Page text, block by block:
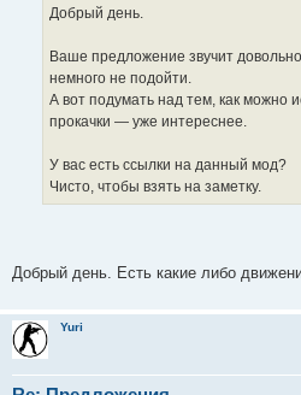
Добрый день.
Ваше предложение звучит
немного не подойти.
А вот подумать над тем, как можно
прокачки — уже интереснее.
У вас есть ссылки на данный мод?
Чисто, чтобы взять на заметку.
Добрый день. Есть какие либо
Yuri